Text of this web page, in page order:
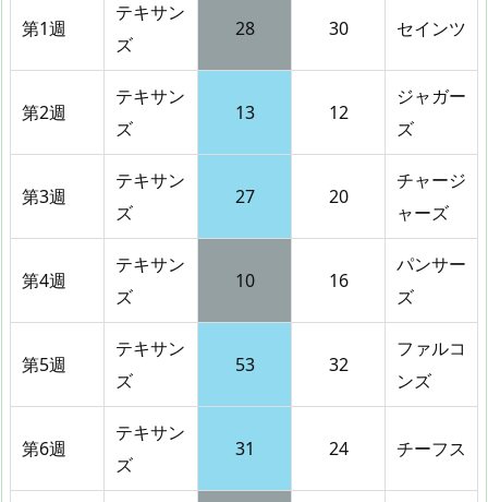
第1週
テキサン
ズ
28 30 セインツ
第2週
テキサン
ズ
13 12
ジャガー
ズ
第3週
テキサン
ズ
27 20
チャージ
ャーズ
第4週
テキサン
ズ
10 16
パンサー
ズ
第5週
テキサン
ズ
53 32
ファルコ
ンズ
第6週
テキサン
ズ
31 24 チーフス